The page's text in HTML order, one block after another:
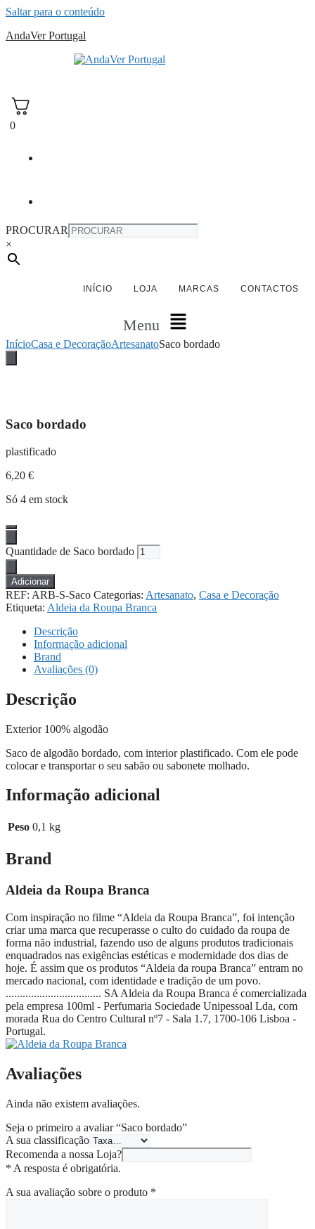
Saltar para o conteúdo
AndaVer Portugal
0
PROCURAR
×
INÍCIO LOJA MARCAS CONTACTOS
Menu
InícioCasa e DecoraçãoArtesanatoSaco bordado
Saco bordado
plastificado
6,20 €
Só 4 em stock
Quantidade de Saco bordado
Adicionar
REF: ARB-S-Saco Categorias: Artesanato, Casa e Decoração
Etiqueta: Aldeia da Roupa Branca
Descrição
Informação adicional
Brand
Avaliações (0)
Descrição
Exterior 100% algodão
Saco de algodão bordado, com interior plastificado. Com ele pode
colocar e transportar o seu sabão ou sabonete molhado.
Informação adicional
Peso 0,1 kg
Brand
Aldeia da Roupa Branca
Com inspiração no filme “Aldeia da Roupa Branca”, foi intenção
criar uma marca que recuperasse o culto do cuidado da roupa de
forma não industrial, fazendo uso de alguns produtos tradicionais
enquadrados nas exigências estéticas e modernidade dos dias de
hoje. É assim que os produtos “Aldeia da roupa Branca” entram no
mercado nacional, com identidade e tradição de um povo.
.................................. SA Aldeia da Roupa Branca é comercializada
pela empresa 100ml - Perfumaria Sociedade Unipessoal Lda, com
morada Rua do Centro Cultural nº7 - Sala 1.7, 1700-106 Lisboa -
Portugal.
Avaliações
Ainda não existem avaliações.
Seja o primeiro a avaliar “Saco bordado”
A sua classificação
Recomenda a nossa Loja?
* A resposta é obrigatória.
A sua avaliação sobre o produto *